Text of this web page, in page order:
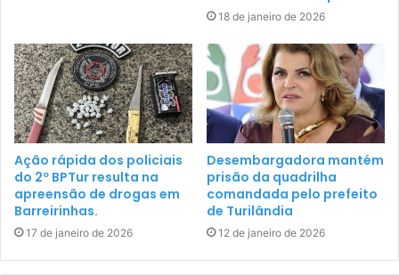
18 de janeiro de 2026
Ação rápida dos policiais
do 2º BPTur resulta na
apreensão de drogas em
Barreirinhas.
17 de janeiro de 2026
Desembargadora mantém
prisão da quadrilha
comandada pelo prefeito
de Turilândia
12 de janeiro de 2026